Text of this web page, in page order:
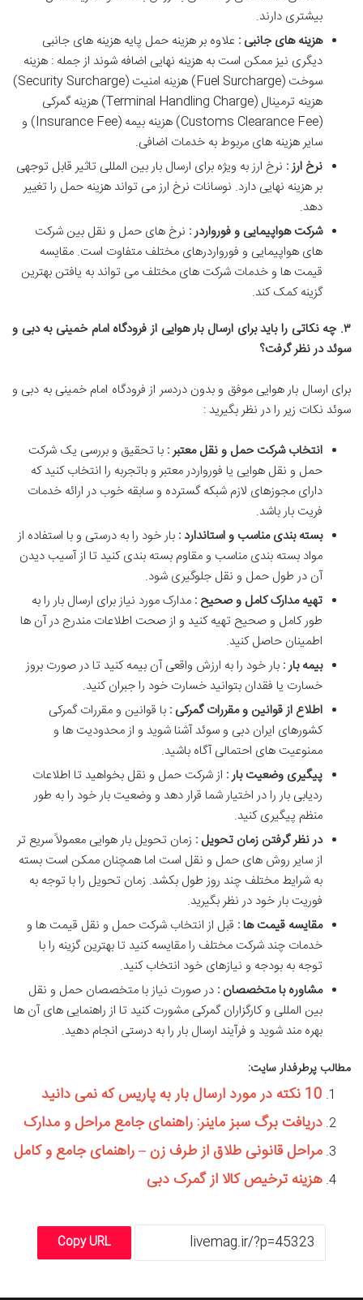
بیشتری دارند.
هزینه های جانبی : علاوه بر هزینه حمل پایه هزینه های جانبی
دیگری نیز ممکن است به هزینه نهایی اضافه شوند از جمله : هزینه
سوخت (Fuel Surcharge) هزینه امنیت (Security Surcharge)
هزینه ترمینال (Terminal Handling Charge) هزینه گمرکی
(Customs Clearance Fee) هزینه بیمه (Insurance Fee) و
سایر هزینه های مربوط به خدمات اضافی.
نرخ ارز : نرخ ارز به ویژه برای ارسال بار بین المللی تاثیر قابل توجهی
بر هزینه نهایی دارد. نوسانات نرخ ارز می تواند هزینه حمل را تغییر
دهد.
شرکت هواپیمایی و فورواردر : نرخ های حمل و نقل بین شرکت
های هواپیمایی و فورواردرهای مختلف متفاوت است. مقایسه
قیمت ها و خدمات شرکت های مختلف می تواند به یافتن بهترین
گزینه کمک کند.
۳.چه نکاتی را باید برای ارسال بار هوایی از فرودگاه امام خمینی به دبی و
سوئد در نظر گرفت؟
برای ارسال بار هوایی موفق و بدون دردسر از فرودگاه امام خمینی به دبی و
سوئد نکات زیر را در نظر بگیرید :
انتخاب شرکت حمل و نقل معتبر : با تحقیق و بررسی یک شرکت
حمل و نقل هوایی یا فورواردر معتبر و باتجربه را انتخاب کنید که
دارای مجوزهای لازم شبکه گسترده و سابقه خوب در ارائه خدمات
فریت بار باشد.
بسته بندی مناسب و استاندارد : بار خود را به درستی و با استفاده از
مواد بسته بندی مناسب و مقاوم بسته بندی کنید تا از آسیب دیدن
آن در طول حمل و نقل جلوگیری شود.
تهیه مدارک کامل و صحیح : مدارک مورد نیاز برای ارسال بار را به
طور کامل و صحیح تهیه کنید و از صحت اطلاعات مندرج در آن ها
اطمینان حاصل کنید.
بیمه بار : بار خود را به ارزش واقعی آن بیمه کنید تا در صورت بروز
خسارت یا فقدان بتوانید خسارت خود را جبران کنید.
اطلاع از قوانین و مقررات گمرکی : با قوانین و مقررات گمرکی
کشورهای ایران دبی و سوئد آشنا شوید و از محدودیت ها و
ممنوعیت های احتمالی آگاه باشید.
پیگیری وضعیت بار : از شرکت حمل و نقل بخواهید تا اطلاعات
ردیابی بار را در اختیار شما قرار دهد و وضعیت بار خود را به طور
منظم پیگیری کنید.
در نظر گرفتن زمان تحویل : زمان تحویل بار هوایی معمولاً سریع تر
از سایر روش های حمل و نقل است اما همچنان ممکن است بسته
به شرایط مختلف چند روز طول بکشد. زمان تحویل را با توجه به
فوریت بار خود در نظر بگیرید.
مقایسه قیمت ها : قبل از انتخاب شرکت حمل و نقل قیمت ها و
خدمات چند شرکت مختلف را مقایسه کنید تا بهترین گزینه را با
توجه به بودجه و نیازهای خود انتخاب کنید.
مشاوره با متخصصان : در صورت نیاز با متخصصان حمل و نقل
بین المللی و کارگزاران گمرکی مشورت کنید تا از راهنمایی های آن ها
بهره مند شوید و فرآیند ارسال بار را به درستی انجام دهید.
مطالب پرطرفدار سایت:
10 نکته در مورد ارسال بار به پاریس که نمی دانید
دریافت برگ سبز ماینر: راهنمای جامع مراحل و مدارک
مراحل قانونی طلاق از طرف زن – راهنمای جامع و کامل
هزینه ترخیص کالا از گمرک دبی
Copy URL